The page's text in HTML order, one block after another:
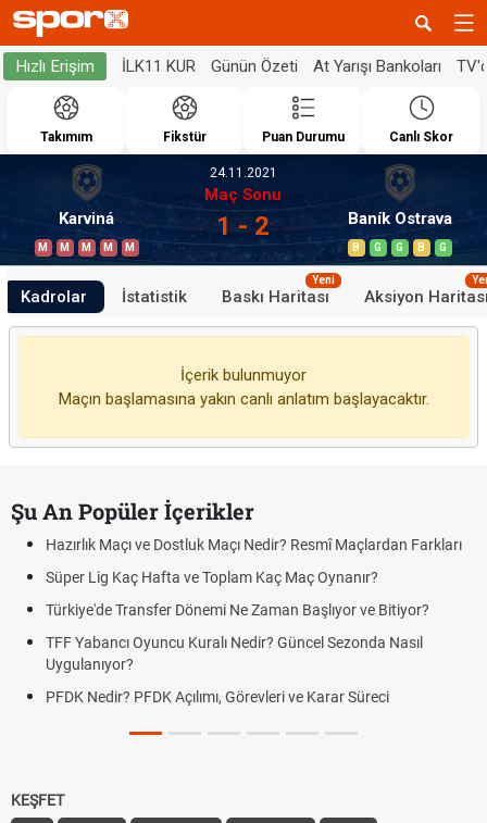
Hızlı Erişim İLK11 KUR Günün Özeti At Yarışı Bankoları
Takımım Fikstür Puan Durumu Canlı Skor
Karviná
M M M M M
24.11.2021
Maç Sonu
1 - 2 Baník Ostrava
B G G B G
Kadrolar İstatistik Baskı Haritası
Yeni
Aksiyon
İçerik bulunmuyor
Maçın başlamasına yakın canlı anlatım başlayacaktır.
Şu An Popüler İçerikler
Hazırlık Maçı ve Dostluk Maçı Nedir? Resmî Maçlardan Farkları
Süper Lig Kaç Hafta ve Toplam Kaç Maç Oynanır?
Türkiye'de Transfer Dönemi Ne Zaman Başlıyor ve Bitiyor?
TFF Yabancı Oyuncu Kuralı Nedir? Güncel Sezonda Nasıl
Uygulanıyor?
PFDK Nedir? PFDK Açılımı, Görevleri ve Karar Süreci
KEŞFET